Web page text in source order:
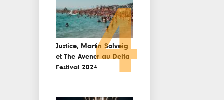
Justice, Martin Solveig
et The Avener au Delta
Festival 20244